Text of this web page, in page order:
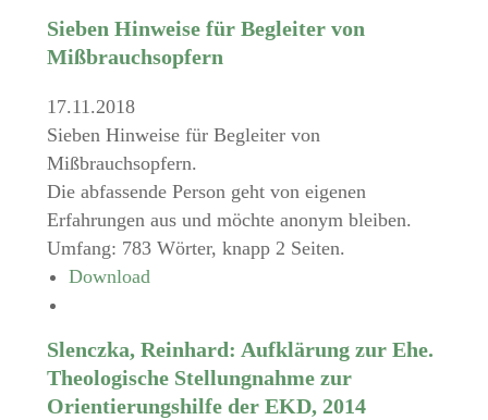
Sieben Hinweise für Begleiter von
Mißbrauchsopfern
17.11.2018
Sieben Hinweise für Begleiter von
Mißbrauchsopfern.
Die abfassende Person geht von eigenen
Erfahrungen aus und möchte anonym bleiben.
Umfang: 783 Wörter, knapp 2 Seiten.
Download
Slenczka, Reinhard: Aufklärung zur Ehe.
Theologische Stellungnahme zur
Orientierungshilfe der EKD, 2014